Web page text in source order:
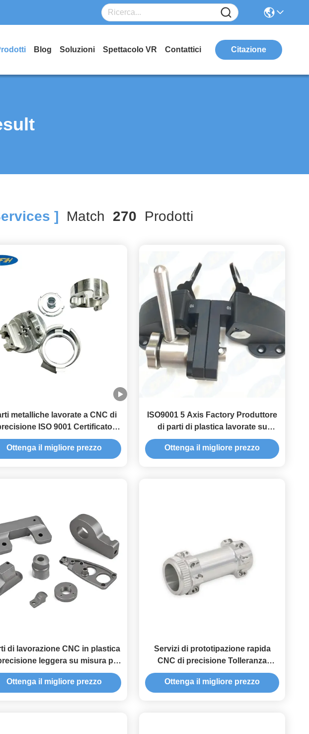
Blog Soluzioni Spettacolo VR Contattici Citazione
] Match 270 Prodotti
metalliche lavorate a CNC di
ISO 9001 Certificato
REACH Conforme 24/7
di produzione continua
Ottenga il migliore prezzo
ISO9001 5 Axis Factory Produttore
di parti di plastica lavorate su
misura
Ottenga il migliore prezzo
di lavorazione CNC in plastica
leggera su misura per
l'automotive e la robotica
Ottenga il migliore prezzo
Servizi di prototipazione rapida
CNC di precisione Tolleranza
personalizzata Varie scelte di
finitura
Ottenga il migliore prezzo